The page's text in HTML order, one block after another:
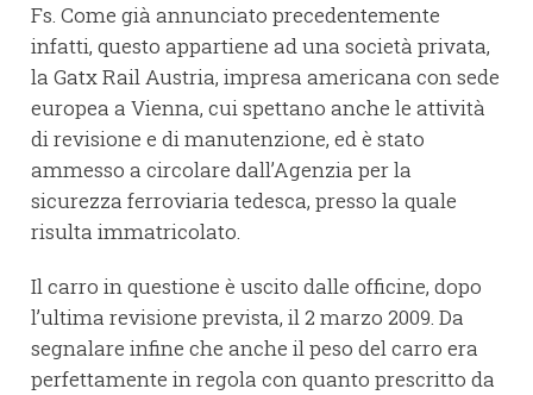
Fs. Come già annunciato precedentemente
infatti, questo appartiene ad una società privata,
la Gatx Rail Austria, impresa americana con sede
europea a Vienna, cui spettano anche le attività
di revisione e di manutenzione, ed è stato
ammesso a circolare dall’Agenzia per la
sicurezza ferroviaria tedesca, presso la quale
risulta immatricolato.
Il carro in questione è uscito dalle officine, dopo
l’ultima revisione prevista, il 2 marzo 2009. Da
segnalare infine che anche il peso del carro era
perfettamente in regola con quanto prescritto da